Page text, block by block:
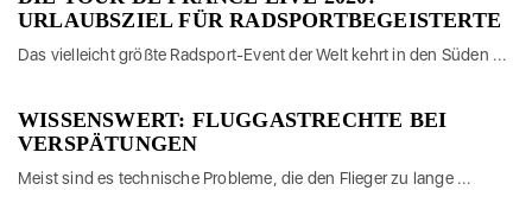
URLAUBSZIEL FÜR RADSPORTBEGEISTERTE
Das vielleicht größte Radsport-Event der Welt kehrt in den Süden ...
WISSENSWERT: FLUGGASTRECHTE BEI
VERSPÄTUNGEN
Meist sind es technische Probleme, die den Flieger zu lange ...